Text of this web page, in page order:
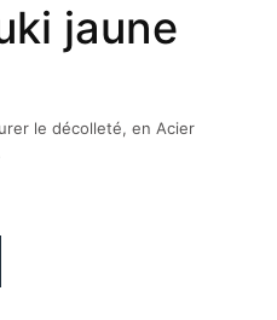
jaune
le décolleté, en Acier